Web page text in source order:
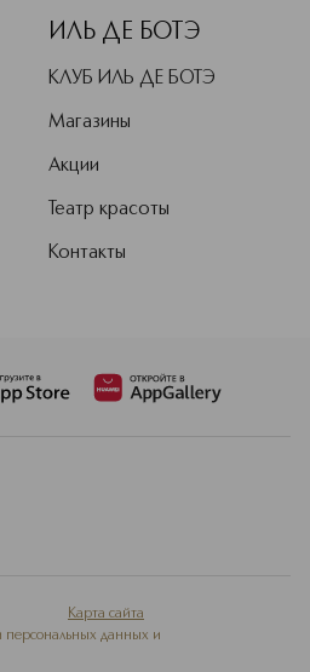
ИЛЬ ДЕ БОТЭ
КЛУБ ИЛЬ ДЕ БОТЭ
Магазины
Акции
Театр красоты
Контакты
Карта сайта
персональных данных и